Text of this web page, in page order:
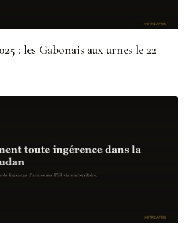
: les Gabonais aux urnes le 22